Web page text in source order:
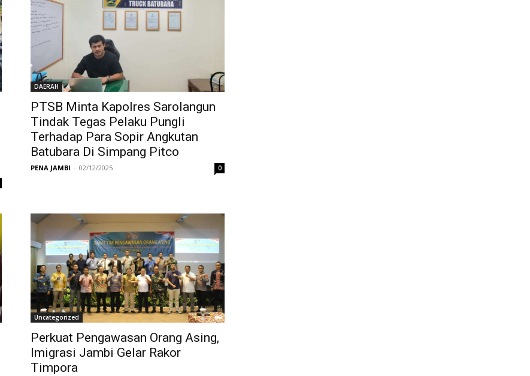
DAERAH
PTSB Minta Kapolres Sarolangun
Tindak Tegas Pelaku Pungli
Terhadap Para Sopir Angkutan
Batubara Di Simpang Pitco
PENA JAMBI - 02/12/2025 0
Uncategorized
Perkuat Pengawasan Orang Asing,
Imigrasi Jambi Gelar Rakor
Timpora